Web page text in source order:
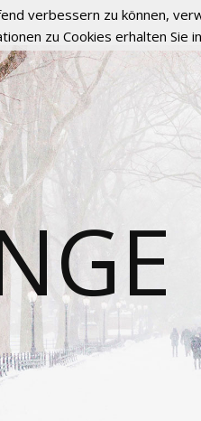
verbessern zu können,
zu Cookies erhalten Sie